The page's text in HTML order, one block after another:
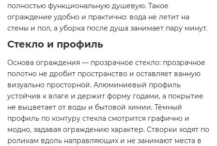
полностью функциональную душевую. Такое
ограждение удобно и практично: вода не летит на
стены и пол, а уборка после душа занимает пару минут.
Стекло и профиль
Основа ограждения — прозрачное стекло: прозрачное
полотно не дробит пространство и оставляет ванную
визуально просторной. Алюминиевый профиль
устойчив к влаге и держит форму годами, а покрытие
не выцветает от воды и бытовой химии. Тёмный
профиль по контуру стекла смотрится графично и
модно, задавая ограждению характер. Створки ходят по
роликам вдоль направляющих и не занимают места в